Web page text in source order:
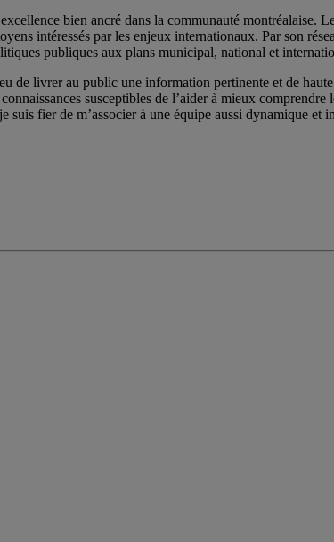
bien ancré dans la communauté montréalaise.
intéressés par les enjeux internationaux. Par son
publiques aux plans municipal, national et
de livrer au public une information pertinente et de
susceptibles de l’aider à mieux
suis fier de m’associer à une équipe aussi dynamique et